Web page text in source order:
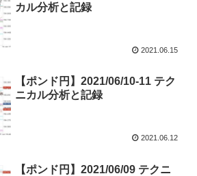
カル分析と記録
2021.06.15
【ポンド円】2021/06/10-11 テク
ニカル分析と記録
2021.06.12
【ポンド円】2021/06/09 テクニ